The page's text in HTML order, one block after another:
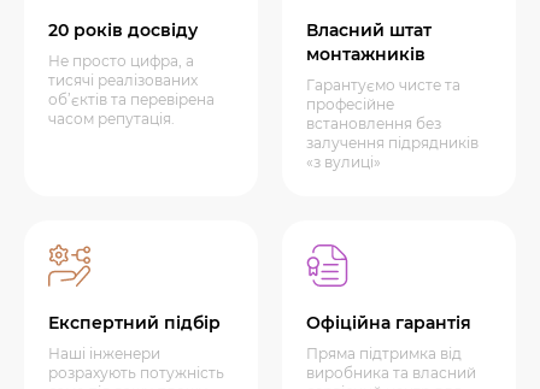
20 років досвіду
Не просто цифра, а
тисячі реалізованих
об’єктів та перевірена
часом репутація.
Власний штат
монтажників
Гарантуємо чисте та
професійне
встановлення без
залучення підрядників
«з вулиці»
Експертний підбір
Наші інженери
розрахують потужність
Офіційна гарантія
Пряма підтримка від
виробника та власний